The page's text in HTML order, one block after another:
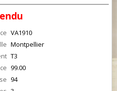
VA1910
Montpellier
T3
99.00
94